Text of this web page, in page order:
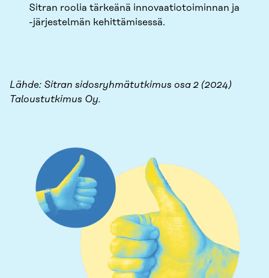
Sitran roolia tärkeänä innovaatiotoiminnan ja
-järjestelmän kehittämisessä.
Lähde: Sitran sidosryhmätutkimus osa 2 (2024)
Taloustutkimus Oy.